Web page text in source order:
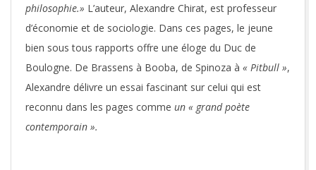
philosophie.» L’auteur, Alexandre Chirat, est professeur
d’économie et de sociologie. Dans ces pages, le jeune
bien sous tous rapports offre une éloge du Duc de
Boulogne. De Brassens à Booba, de Spinoza à « Pitbull »,
Alexandre délivre un essai fascinant sur celui qui est
reconnu dans les pages comme un « grand poète
contemporain ».